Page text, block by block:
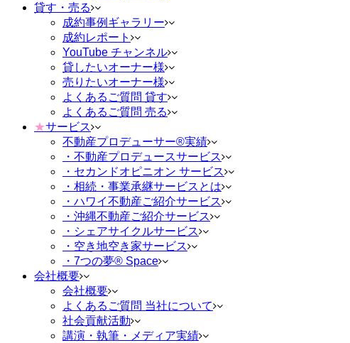
貸す・売る
成約事例ギャラリー
成約レポート
YouTube チャンネル
貸したいオーナー様
売りたいオーナー様
よくあるご質問 貸す
よくあるご質問 売る
★サービス
不動産プロデューサー®実績
・不動産プロデュースサービス
・セカンドオピニオン サービス
・相続・事業承継サービスとは
・ハワイ不動産ご紹介サービス
・沖縄不動産ご紹介サービス
・シェアサイクルサービス
・空き地空き家サービス
・7つの夢® Space
会社概要
会社概要
よくあるご質問 当社について
社会貢献活動
講演・執筆・メディア実績